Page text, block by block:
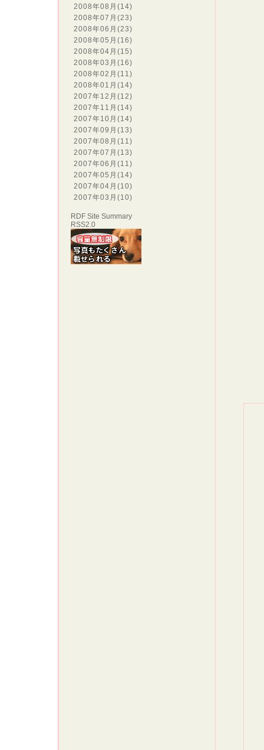
2008年08月 (14)
2008年07月 (23)
2008年06月 (23)
2008年05月 (16)
2008年04月 (15)
2008年03月 (16)
2008年02月 (11)
2008年01月 (14)
2007年12月 (12)
2007年11月 (14)
2007年10月 (14)
2007年09月 (13)
2007年08月 (11)
2007年07月 (13)
2007年06月 (11)
2007年05月 (14)
2007年04月 (10)
2007年03月 (10)
RDF Site Summary
RSS2.0